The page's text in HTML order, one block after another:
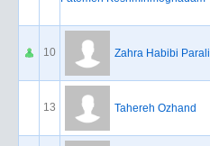
10 Zahra Habibi Parali
13 Tahereh Ozhand